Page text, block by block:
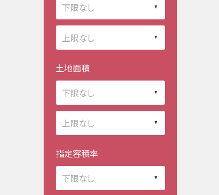
土地面積
指定容積率